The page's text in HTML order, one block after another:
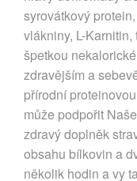
syrovátkový
vlákniny, L-
špetkou
zdravějším a
přírodní
může podpořit
zdravý doplněk
obsahu bílkovin a
několik hodin a vy